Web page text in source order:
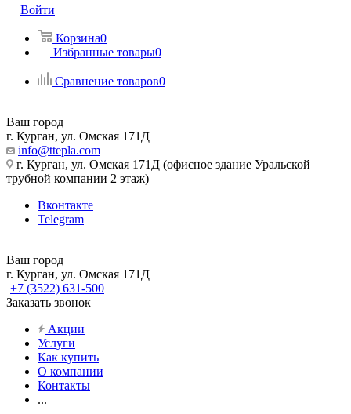
Войти
Корзина0
Избранные товары0
Сравнение товаров0
Ваш город
г. Курган, ул. Омская 171Д
info@ttepla.com
г. Курган, ул. Омская 171Д (офисное здание Уральской
трубной компании 2 этаж)
Вконтакте
Telegram
Ваш город
г. Курган, ул. Омская 171Д
+7 (3522) 631-500
Заказать звонок
Акции
Услуги
Как купить
О компании
Контакты
...